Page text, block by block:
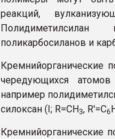
реакций,
поликарбосиланов и
Кремнийорганические
чередующихся
например
силоксан (I; R=CH3, R'=С6
Кремнийорганические